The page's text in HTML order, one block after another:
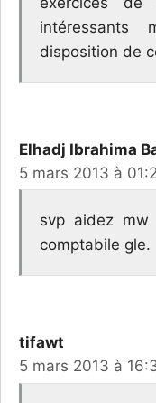
disposition de
Elhadj Ibrahima
5 mars 2013 à
svp aidez
comptabile gle.
tifawt
5 mars 2013 à